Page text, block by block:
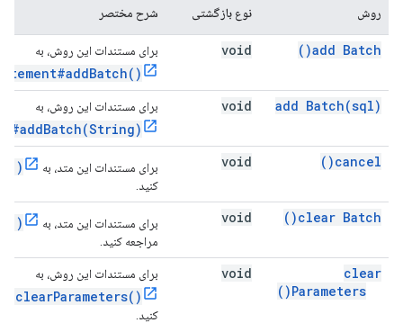
روش نوع بازگشتی شرح مختصر
add Batch(
)
void برای مستندات این روش، به
add Batch(sql)
void برای مستندات این روش، به
cancel(
)
void برای مستندات این متد، به
کنید.
clear Batch(
)
void برای مستندات این متد، به
مراجعه کنید.
clear
Parameters(
)
void برای مستندات این روش، به
کنید.